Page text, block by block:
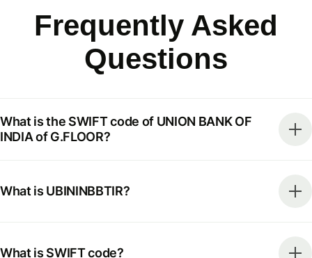
Frequently Asked
Questions
What is the SWIFT code of UNION BANK OF
INDIA of G.FLOOR?
What is UBININBBTIR?
What is SWIFT code?